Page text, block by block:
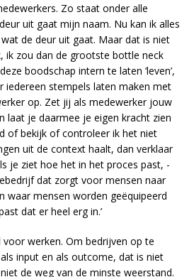
Zo staat onder alle
uit gaat mijn naam. Nu kan ik alles
de deur uit gaat. Maar dat is niet
ik zou dan de grootste bottle neck
boodschap intern te laten ‘leven’,
iedereen stempels laten maken met
op. Zet jij als medewerker jouw
laat je daarmee je eigen kracht zien
of bekijk of controleer ik het niet
uit de context haalt, dan verklaar
je ziet hoe het in het proces past, -
dat zorgt voor mensen naar
waar mensen worden geëquipeerd
dat er heel erg in.’
werken. Om bedrijven op te
input en als outcome, dat is niet
de weg van de minste weerstand.